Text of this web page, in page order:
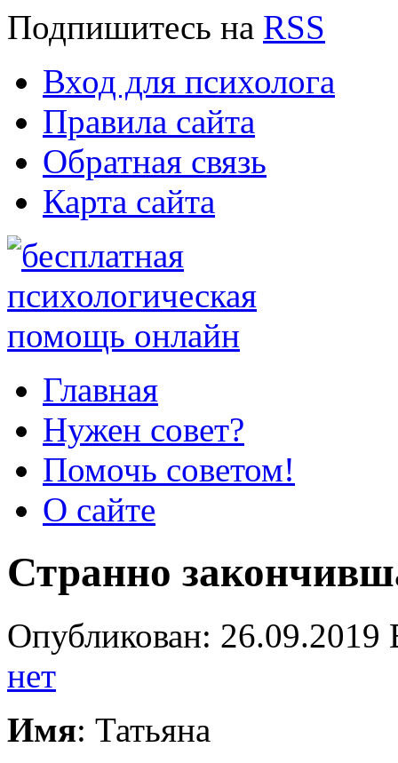
Подпишитесь на RSS
Вход для психолога
Правила сайта
Обратная связь
Карта сайта
Главная
Нужен совет?
Помочь советом!
О сайте
Странно
Опубликован:
нет
Имя: Татьяна